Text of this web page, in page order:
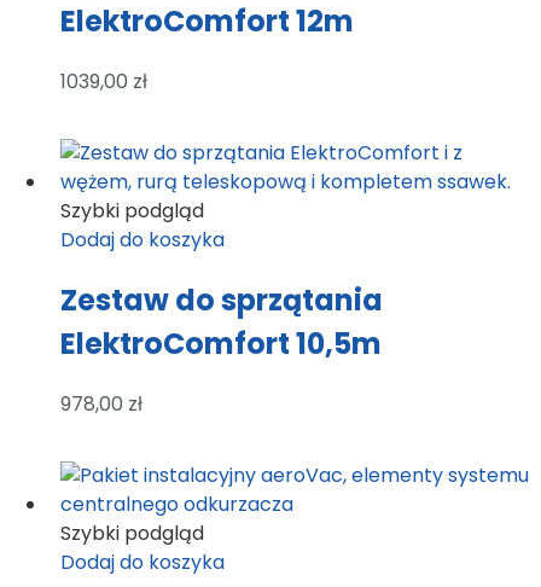
ElektroComfort 12m
1039,00 zł
Szybki podgląd
Dodaj do koszyka
Zestaw do sprzątania
ElektroComfort 10,5m
978,00 zł
Szybki podgląd
Dodaj do koszyka